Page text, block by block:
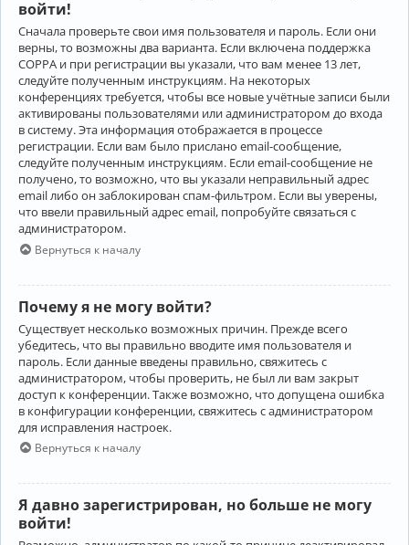
войти!
Сначала проверьте свои имя пользователя и пароль. Если они
верны, то возможны два варианта. Если включена поддержка
COPPA и при регистрации вы указали, что вам менее 13 лет,
следуйте полученным инструкциям. На некоторых
конференциях требуется, чтобы все новые учётные записи были
активированы пользователями или администратором до входа
в систему. Эта информация отображается в процессе
регистрации. Если вам было прислано email-сообщение,
следуйте полученным инструкциям. Если email-сообщение не
получено, то возможно, что вы указали неправильный адрес
email либо он заблокирован спам-фильтром. Если вы уверены,
что ввели правильный адрес email, попробуйте связаться с
администратором.
Вернуться к началу
Почему я не могу войти?
Существует несколько возможных причин. Прежде всего
убедитесь, что вы правильно вводите имя пользователя и
пароль. Если данные введены правильно, свяжитесь с
администратором, чтобы проверить, не был ли вам закрыт
доступ к конференции. Также возможно, что допущена ошибка
в конфигурации конференции, свяжитесь с администратором
для исправления настроек.
Вернуться к началу
Я давно зарегистрирован, но больше не могу
войти!